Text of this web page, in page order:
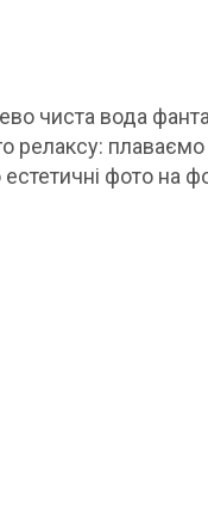
чиста вода
фото на